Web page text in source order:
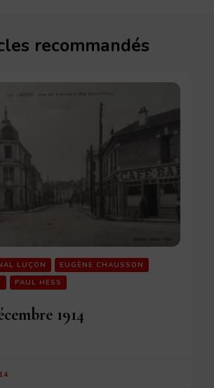
recommandés
LUÇON
EUGÈNE CHAUSSON
PAUL HESS
1914